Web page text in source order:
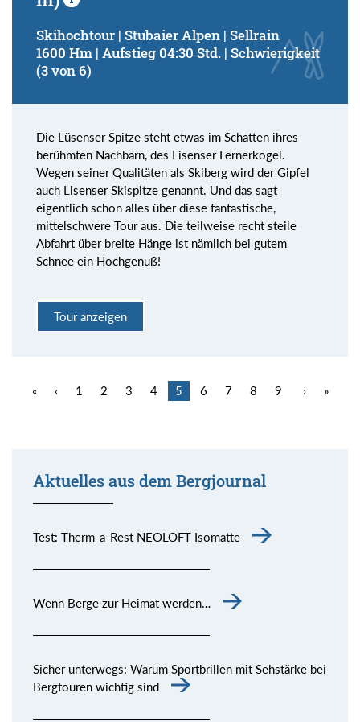
Skihochtour | Stubaier Alpen | Sellrain
1600 Hm | Aufstieg 04:30 Std. | Schwierigkeit
(3 von 6)
Die Lüsenser Spitze steht etwas im Schatten ihres
berühmten Nachbarn, des Lisenser Fernerkogel.
Wegen seiner Qualitäten als Skiberg wird der Gipfel
auch Lisenser Skispitze genannt. Und das sagt
eigentlich schon alles über diese fantastische,
mittelschwere Tour aus. Die teilweise recht steile
Abfahrt über breite Hänge ist nämlich bei gutem
Schnee ein Hochgenuß!
Tour anzeigen
« ‹ 1 2 3 4 5 6 7 8 9 › »
Aktuelles aus dem Bergjournal
Test: Therm-a-Rest NEOLOFT Isomatte
Wenn Berge zur Heimat werden…
Sicher unterwegs: Warum Sportbrillen mit Sehstärke bei
Bergtouren wichtig sind